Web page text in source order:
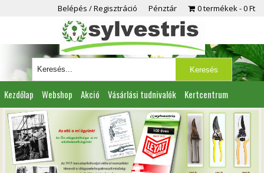
Belépés / Regisztráció Pénztár 0 termékek 0 Ft
Kezdőlap Webshop Akció Vásárlási tudnivalók Kertcentrum
Viszonteladóknak Partnereink Kapcsolat